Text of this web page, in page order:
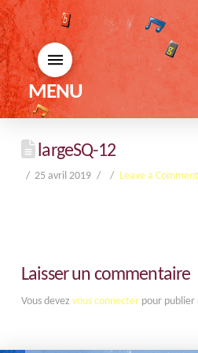
MENU
largeSQ-12
25 avril 2019 Leave a Comment
Laisser un commentaire
Vous devez vous connecterpour publier